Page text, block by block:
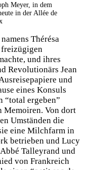
Meyer, in dem
in der Allée de
Thérésa
und ihres
Revolutionärs Jean
und
eines Konsuls
“total ergeben”
Memoiren. Von dort
Umständen die
eine Milchfarm in
betrieben und Lucy
Talleyrand und
von Frankreich